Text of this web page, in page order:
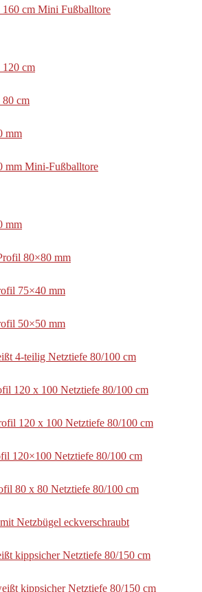
cm Mini Fußballtore
cm
cm
mm
mm Mini-Fußballtore
mm
80×80 mm
75×40 mm
50×50 mm
4-teilig Netztiefe 80/100 cm
120 x 100 Netztiefe 80/100 cm
120 x 100 Netztiefe 80/100 cm
120×100 Netztiefe 80/100 cm
80 x 80 Netztiefe 80/100 cm
Netzbügel eckverschraubt
kippsicher Netztiefe 80/150 cm
kippsicher Netztiefe 80/150 cm